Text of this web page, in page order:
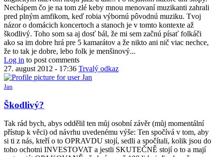
Nechápem čo je na tom zlé keby mnou menovaní muzikanti zahrali
pred plným amfikom, keď robia výbornú pôvodnú muziku. Tvoj
názor o domácich koncertoch a stanoch je v tomto kontexte až
škodlivý. Toho som sa aj dosť bál, že mi sem začnú písať folkáči
ako sa im dobre hrá pre 5 kamarátov a že nikto ani nič viac nechce,
že to tak je dobre, lebo folk je menšinový...
Log in to post comments
27. august 2012 - 17:36 Trvalý odkaz
Jan
Škodlivý?
Tak rád bych, abys oddělil ten můj osobní závěr (můj momentální
přístup k věci) od návrhu uvedenému výše: Ten spočívá v tom, aby
si ti z nás, kteří o to OPRAVDU stojí, sedli a spočítali, kolik jsou do
toho ochotni INVESTOVAT a jestli SKUTEČNĚ stojí o to a mají